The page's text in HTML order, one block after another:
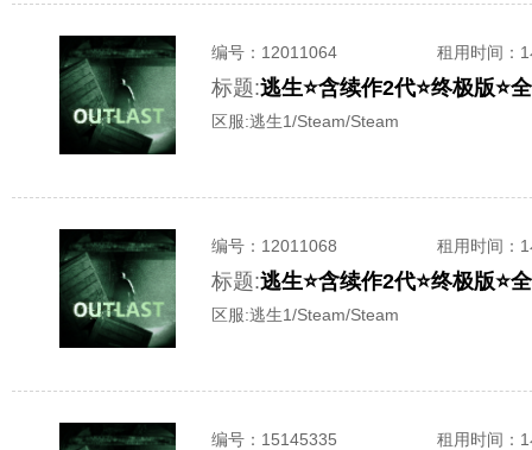
编号： 12011064 租用时间 ：
标题:逃生⭐含续作2代⭐终极版⭐
区服:逃生1/Steam/Steam
编号： 12011068 租用时间 ：
标题:逃生⭐含续作2代⭐终极版⭐
区服:逃生1/Steam/Steam
编号： 15145335 租用时间 ：